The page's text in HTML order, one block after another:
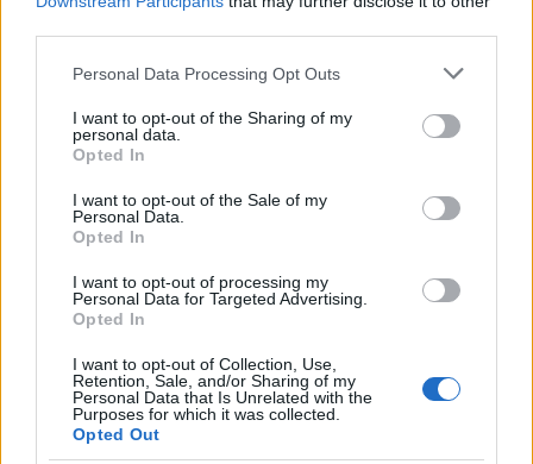
Please note that this website/app uses one or more Google
not limited to your visit or usage behaviour. You may click to
grant or deny consent to Google and its third-party tags to
use your data for below specified purposes in below Google
consent section.
Personal Data Processing Opt Outs
I want to opt-out of the Sharing of my
personal data.
Opted In
I want to opt-out of the Sale of my
Personal Data.
Opted In
I want to opt-out of processing my
Personal Data for Targeted Advertising.
Opted In
I want to opt-out of Collection, Use,
Retention, Sale, and/or Sharing of my
Personal Data that Is Unrelated with the
Purposes for which it was collected.
Opted Out
Urządzenia
SMARTFONY
TABLETY
TV
Recenzje
Porównania
Co kupić
Porady
Promocje